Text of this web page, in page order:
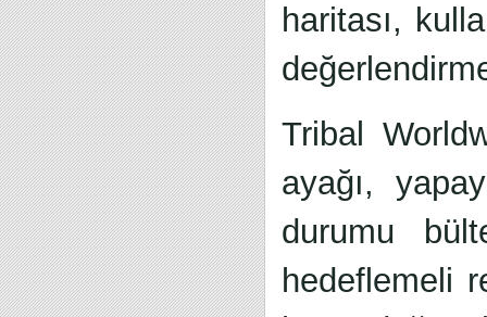
haritası,
Tribal
ayağı,
durumu
hedeflemeli